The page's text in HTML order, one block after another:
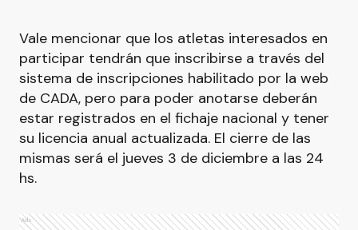
Vale mencionar que los atletas interesados en
participar tendrán que inscribirse a través del
sistema de inscripciones habilitado por la web
de CADA, pero para poder anotarse deberán
estar registrados en el fichaje nacional y tener
su licencia anual actualizada. El cierre de las
mismas será el jueves 3 de diciembre a las 24
hs.
Ads